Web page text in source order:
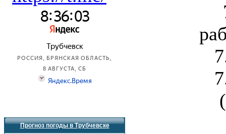
Прогноз погоды в Трубчевске